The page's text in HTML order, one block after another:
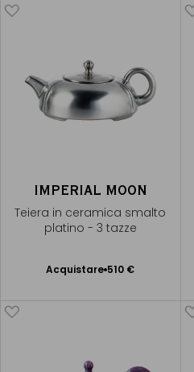
IMPERIAL MOON
Teiera in ceramica smalto
platino - 3 tazze
Acquistare 510 €
Aggiungere